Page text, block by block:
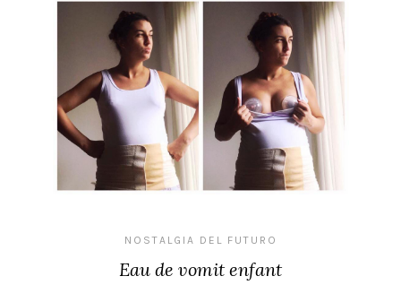
NOSTALGIA DEL FUTURO
Eau de vomit enfant